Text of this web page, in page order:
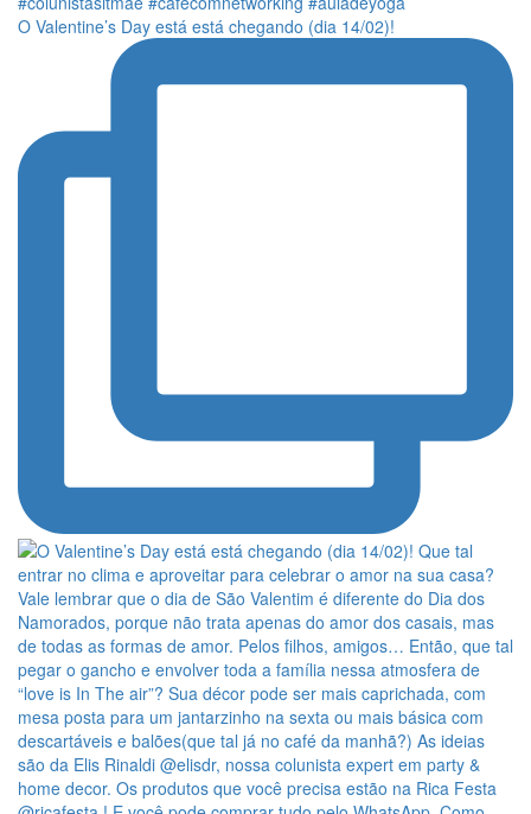
O Valentine’s Day está está chegando (dia 14/02)!